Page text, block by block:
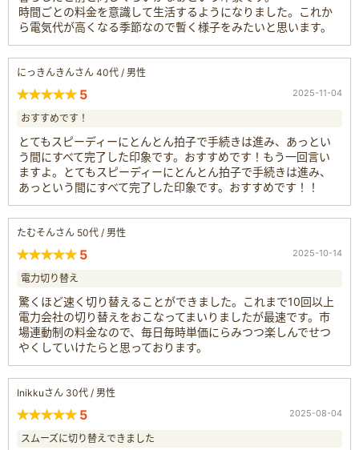
時間ごとの料金を意識して生活するようになりました。これか
ら電気代が高くなる季節なので暫く様子をみたいと思います。
にっきんきんさん 40代 / 男性
5 2025-11-04
おすすめです！
とてもスピーディーにとんとん拍子で手続きは進み、あっとい
う間にすべて完了した印象です。おすすめです！もう一回言い
ますよ。とてもスピーディーにとんとん拍子で手続きは進み、
あっという間にすべて完了した印象です。おすすめです！！
たむそんさん 50代 / 男性
5 2025-10-14
電力切り替え
驚くほど速く切り替えることができました。これまで10回以上
電力会社の切り替えをおこなってまいりましたが最速です。市
場連動制の料金なので、毎日毎時単価にらみつつ楽しんでせつ
やくしていけたらと思っております。
Inikkuさん 30代 / 男性
5 2025-08-04
スムーズに切り替えできました